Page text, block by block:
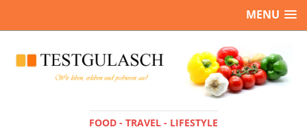
MENU
FOOD - TRAVEL - LIFESTYLE